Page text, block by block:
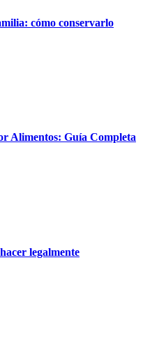
cómo conservarlo
Alimentos: Guía Completa
legalmente